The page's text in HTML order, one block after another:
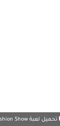
تحميل لعبة Fashion Show مهكرة